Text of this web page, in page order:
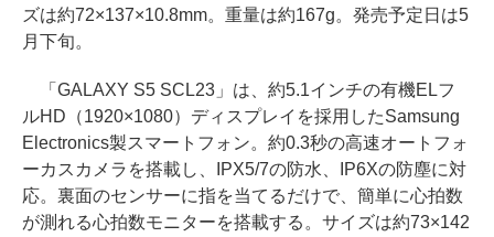
ズは約72×137×10.8mm。重量は約167g。発売予定日は5
月下旬。
「GALAXY S5 SCL23」は、約5.1インチの有機ELフ
ルHD（1920×1080）ディスプレイを採用したSamsung
Electronics製スマートフォン。約0.3秒の高速オートフォ
ーカスカメラを搭載し、IPX5/7の防水、IP6Xの防塵に対
応。裏面のセンサーに指を当てるだけで、簡単に心拍数
が測れる心拍数モニターを搭載する。サイズは約73×142